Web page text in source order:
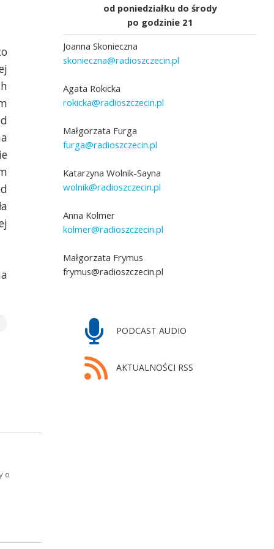
od poniedziałku do środy
po godzinie 21
Joanna Skonieczna
skonieczna@radioszczecin.pl
Agata Rokicka
rokicka@radioszczecin.pl
Małgorzata Furga
furga@radioszczecin.pl
Katarzyna Wolnik-Sayna
wolnik@radioszczecin.pl
Anna Kolmer
kolmer@radioszczecin.pl
Małgorzata Frymus
frymus@radioszczecin.pl
PODCAST AUDIO
AKTUALNOŚCI RSS
o